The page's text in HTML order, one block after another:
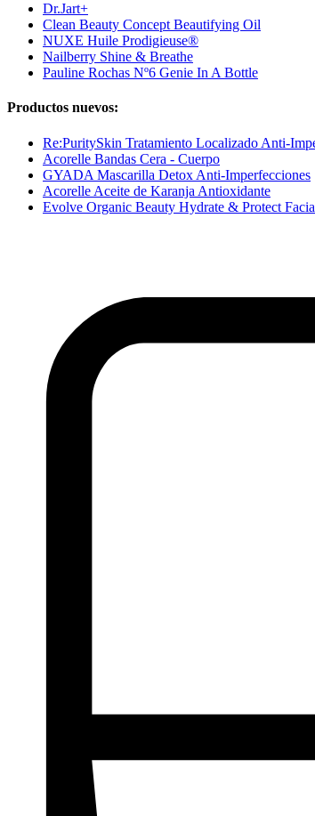
Dr.Jart+
Clean Beauty Concept Beautifying Oil
NUXE Huile Prodigieuse®
Nailberry Shine & Breathe
Pauline Rochas Nº6 Genie In A Bottle
Productos nuevos:
Re:PuritySkin Tratamiento Localizado Anti-
Acorelle Bandas Cera - Cuerpo
GYADA Mascarilla Detox Anti-Imperfecciones
Acorelle Aceite de Karanja Antioxidante
Evolve Organic Beauty Hydrate & Protect